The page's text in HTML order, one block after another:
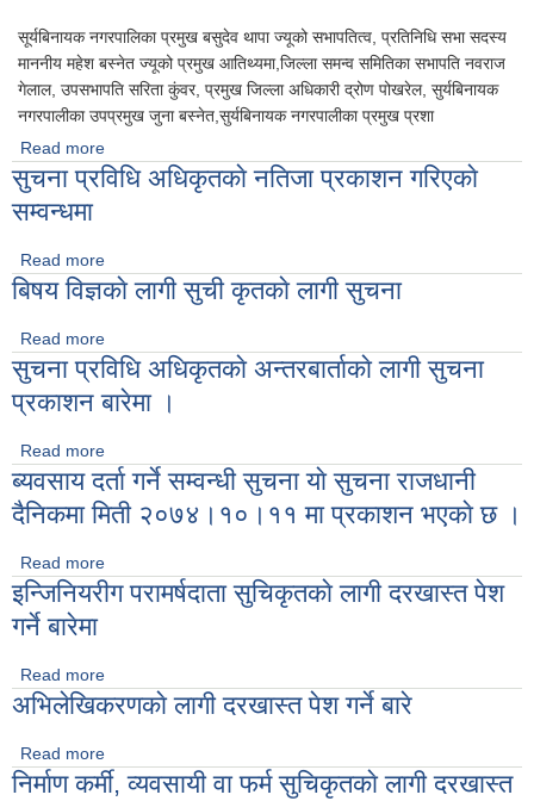
सूर्यबिनायक नगरपालिका प्रमुख बसुदेव थापा ज्यूको सभापतित्व, प्रतिनिधि सभा सदस्य
माननीय महेश बस्नेत ज्यूको प्रमुख आतिथ्यमा,जिल्ला समन्व समितिका सभापति नवराज
गेलाल, उपसभापति सरिता कुंवर, प्रमुख जिल्ला अधिकारी द्रोण पोखरेल, सुर्यबिनायक
नगरपालीका उपप्रमुख जुना बस्नेत,सुर्यबिनायक नगरपालीका प्रमुख प्रशा
Read more
सभा
सुचना प्रविधि अधिकृतकाे नतिजा प्रकाशन गरिएकाे
सम्वन्धमा
Read more
बिषय विज्ञकाे लागी सुची कृतकाे लागी सुचना
Read more
सुचना प्रविधि अधिकृतकाे अन्तरबार्ताकाे लागी सुचना
प्रकाशन बारेमा ।
Read more
बारेमा ।
ब्यवसाय दर्ता गर्ने सम्वन्धी सुचना याे सुचना राजधानी
दैनिकमा मिती २०७४।१०।११ मा प्रकाशन भएकाे छ ।
Read more
२०७४।१०।११ मा प्रकाशन भएकाे छ ।
इन्जिनियरीग परामर्षदाता सुचिकृतकाे लागी दरखास्त पेश
गर्ने बारेमा
Read more
अभिलेखिकरणकाे लागी दरखास्त पेश गर्ने बारे
Read more
निर्माण कर्मी, व्यवसायी वा फर्म सुचिकृतकाे लागी दरखास्त